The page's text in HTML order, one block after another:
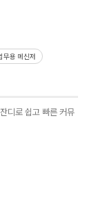
무용 메신저
디로 쉽고 빠른 커뮤